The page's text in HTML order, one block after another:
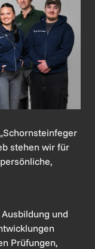
stehen wir für
und
Prüfungen,